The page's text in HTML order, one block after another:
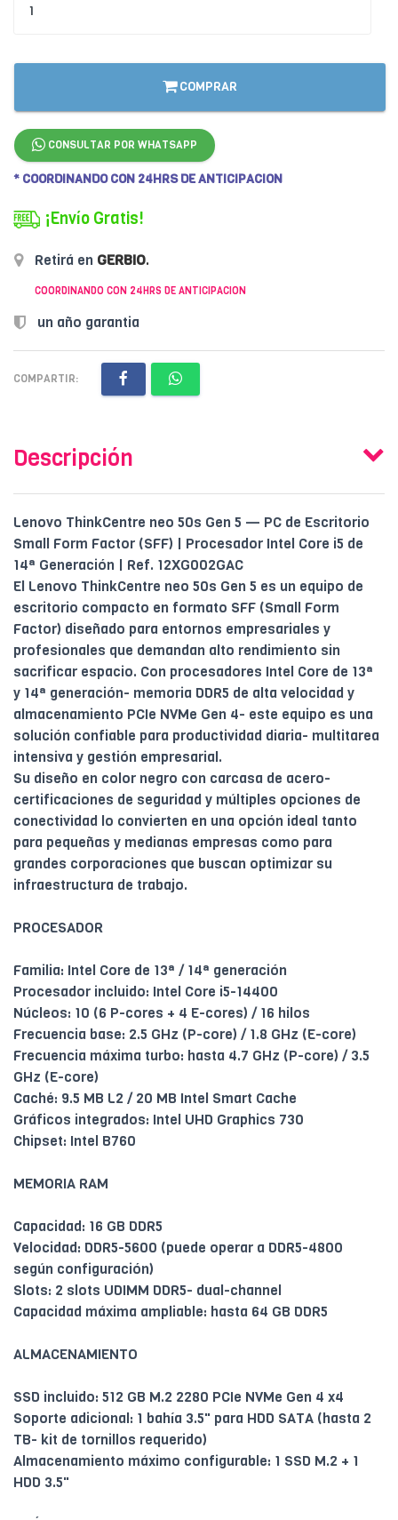
COMPRAR
CONSULTAR POR WHATSAPP
* COORDINANDO CON 24HRS DE ANTICIPACION
¡Envío Gratis!
Retirá en GERBIO.
COORDINANDO CON 24HRS DE ANTICIPACION
un año garantia
COMPARTIR:
Descripción
Lenovo ThinkCentre neo 50s Gen 5 — PC de Escritorio
Small Form Factor (SFF) | Procesador Intel Core i5 de
14ª Generación | Ref. 12XG002GAC
El Lenovo ThinkCentre neo 50s Gen 5 es un equipo de
escritorio compacto en formato SFF (Small Form
Factor) diseñado para entornos empresariales y
profesionales que demandan alto rendimiento sin
sacrificar espacio. Con procesadores Intel Core de 13ª
y 14ª generación- memoria DDR5 de alta velocidad y
almacenamiento PCIe NVMe Gen 4- este equipo es una
solución confiable para productividad diaria- multitarea
intensiva y gestión empresarial.
Su diseño en color negro con carcasa de acero-
certificaciones de seguridad y múltiples opciones de
conectividad lo convierten en una opción ideal tanto
para pequeñas y medianas empresas como para
grandes corporaciones que buscan optimizar su
infraestructura de trabajo.
PROCESADOR
Familia: Intel Core de 13ª / 14ª generación
Procesador incluido: Intel Core i5-14400
Núcleos: 10 (6 P-cores + 4 E-cores) / 16 hilos
Frecuencia base: 2.5 GHz (P-core) / 1.8 GHz (E-core)
Frecuencia máxima turbo: hasta 4.7 GHz (P-core) / 3.5
GHz (E-core)
Caché: 9.5 MB L2 / 20 MB Intel Smart Cache
Gráficos integrados: Intel UHD Graphics 730
Chipset: Intel B760
MEMORIA RAM
Capacidad: 16 GB DDR5
Velocidad: DDR5-5600 (puede operar a DDR5-4800
según configuración)
Slots: 2 slots UDIMM DDR5- dual-channel
Capacidad máxima ampliable: hasta 64 GB DDR5
ALMACENAMIENTO
SSD incluido: 512 GB M.2 2280 PCIe NVMe Gen 4 x4
Soporte adicional: 1 bahía 3.5" para HDD SATA (hasta 2
TB- kit de tornillos requerido)
Almacenamiento máximo configurable: 1 SSD M.2 + 1
HDD 3.5"